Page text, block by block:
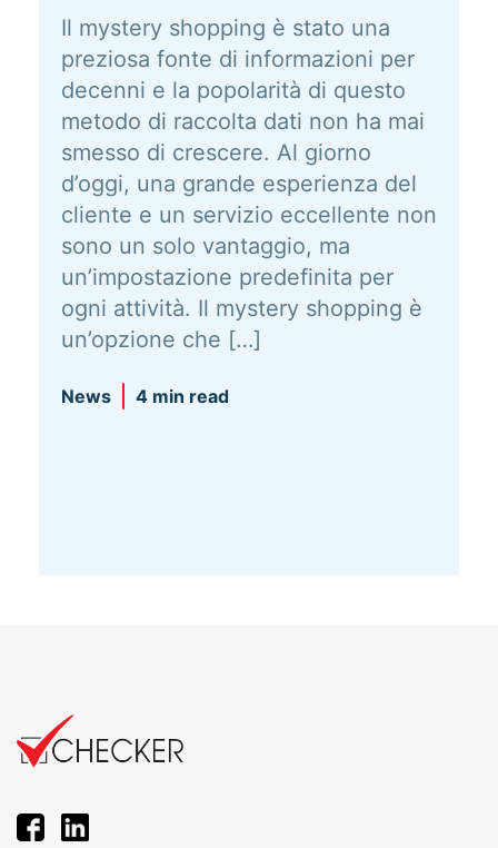
Il mystery shopping è stato una
preziosa fonte di informazioni per
decenni e la popolarità di questo
metodo di raccolta dati non ha mai
smesso di crescere. Al giorno
d’oggi, una grande esperienza del
cliente e un servizio eccellente non
sono un solo vantaggio, ma
un’impostazione predefinita per
ogni attività. Il mystery shopping è
un’opzione che […]
News 4 min read